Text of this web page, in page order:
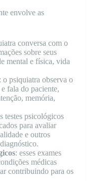
envolve as
conversa com o
sobre seus
mental e física, vida
: o psiquiatra observa o
fala do paciente,
memória,
testes psicológicos
para avaliar
e outros
: esses exames
médicas
contribuindo para os